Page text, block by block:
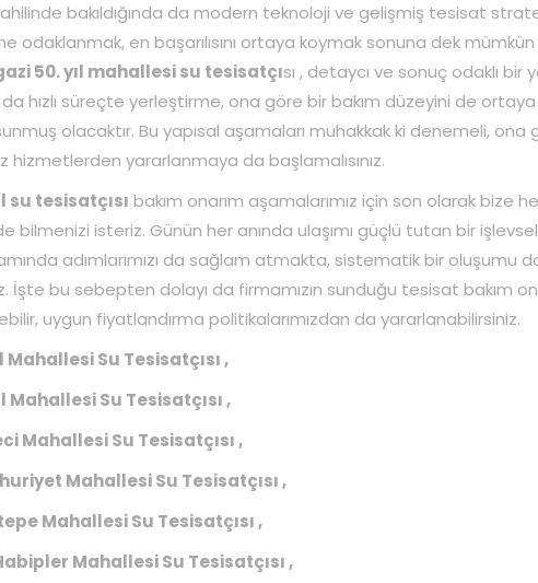
bakıldığında da modern teknoloji ve gelişmiş tesisat
odaklanmak, en başarılısını ortaya koymak sonuna dek
50. yıl mahallesi su tesisatçısı , detaycı ve sonuç odaklı bir
hızlı süreçte yerleştirme, ona göre bir bakım düzeyini de ortaya
olacaktır. Bu yapısal aşamaları muhakkak ki denemeli, ona
hizmetlerden yararlanmaya da başlamalısınız.
su tesisatçısı bakım onarım aşamalarımız için son olarak bize
bilmenizi isteriz. Günün her anında ulaşımı güçlü tutan bir
adımlarımızı da sağlam atmakta, sistematik bir oluşumu
İşte bu sebepten dolayı da firmamızın sunduğu tesisat bakım
uygun fiyatlandırma politikalarımızdan da yararlanabilirsiniz.
Mahallesi Su Tesisatçısı ,
Mahallesi Su Tesisatçısı ,
Mahallesi Su Tesisatçısı ,
Mahallesi Su Tesisatçısı ,
Mahallesi Su Tesisatçısı ,
Mahallesi Su Tesisatçısı ,